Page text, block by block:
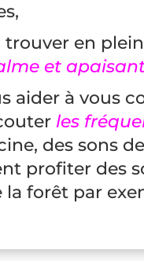
trouver en
et
aider à vous
les
des sons
profiter des
la forêt par